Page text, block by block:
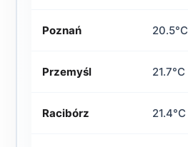
Poznań 20.5°C
Przemyśl 21.7°C
Racibórz 21.4°C